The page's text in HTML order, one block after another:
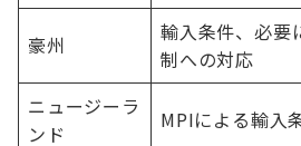
豪州
輸入条件、必要
制への対応
ニュージーラ
ンド
MPIによる輸入